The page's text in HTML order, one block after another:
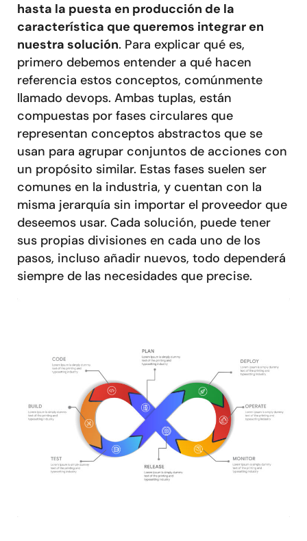
hasta la puesta en producción de la
característica que queremos integrar en
nuestra solución. Para explicar qué es,
primero debemos entender a qué hacen
referencia estos conceptos, comúnmente
llamado devops. Ambas tuplas, están
compuestas por fases circulares que
representan conceptos abstractos que se
usan para agrupar conjuntos de acciones con
un propósito similar. Estas fases suelen ser
comunes en la industria, y cuentan con la
misma jerarquía sin importar el proveedor que
deseemos usar. Cada solución, puede tener
sus propias divisiones en cada uno de los
pasos, incluso añadir nuevos, todo dependerá
siempre de las necesidades que precise.